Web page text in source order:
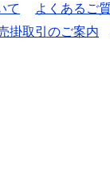
て
よくあるご
掛取引のご案内